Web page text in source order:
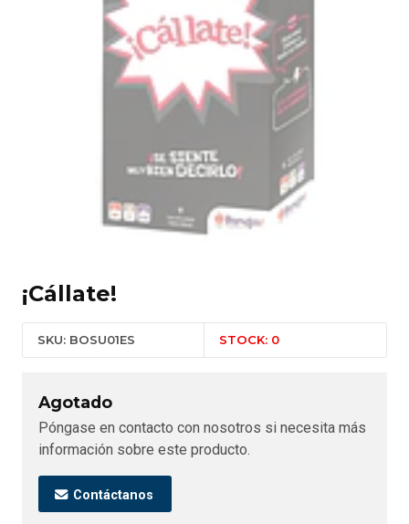
¡Cállate!
SKU: BOSU01ES STOCK: 0
Agotado
Póngase en contacto con nosotros si necesita más
información sobre este producto.
Contáctanos